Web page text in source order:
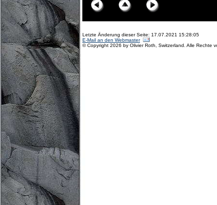
Letzte Änderung dieser Seite: 17.07.2021 15:28:05
E-Mail an den Webmaster
© Copyright 2026 by Olivier Roth, Switzerland. Alle Rechte